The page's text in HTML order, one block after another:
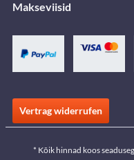
Makseviisid
Vertrag widerrufen
* Kõik hinnad koos